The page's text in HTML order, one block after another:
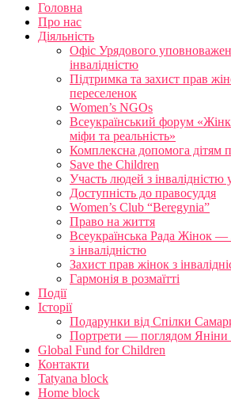
Головна
Про нас
Діяльність
Офіс Урядового
інвалідністю
Підтримка та захист прав
переселенок
Women’s NGOs
Всеукраїнський форум
міфи та реальність»
Комплексна допомога дітям
Save the Children
Участь людей з інвалідністю
Доступність до правосуддя
Women’s Club “Beregynia”
Право на життя
Всеукраїнська Рада Жінок
з інвалідністю
Захист прав жінок з
Гармонія в розмаїтті
Події
Історії
Подарунки від Спілки
Портрети — поглядом Яніни
Global Fund for Children
Контакти
Tatyana block
Home block